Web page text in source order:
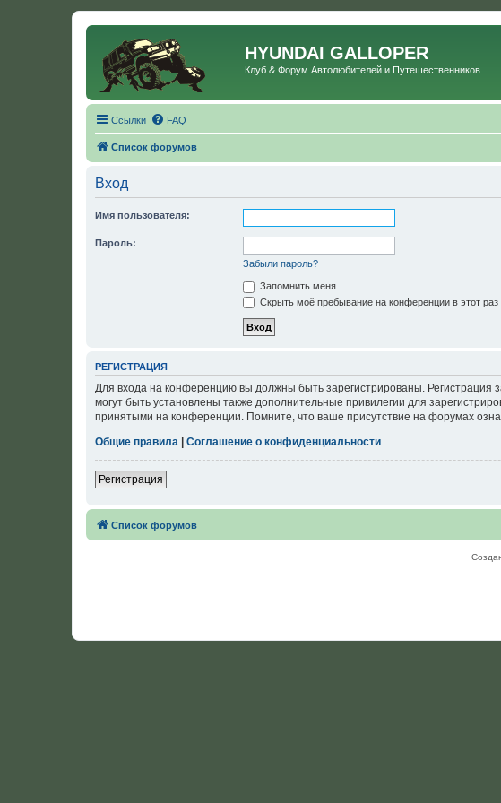
HYUNDAI GALLOPER
Клуб & Форум Автолюбителей и Путешественников
Ссылки FAQ
Список форумов
Вход
Имя пользователя:
Пароль:
Забыли пароль?
Запомнить меня
Скрыть моё пребывание на конференции в этот раз
РЕГИСТРАЦИЯ
Для входа на конференцию вы должны быть зарегистрированы. Регистрация
могут быть установлены также дополнительные привилегии для
принятыми на конференции. Помните, что ваше присутствие на форумах
Общие правила | Соглашение о конфиденциальности
Регистрация
Список форумов